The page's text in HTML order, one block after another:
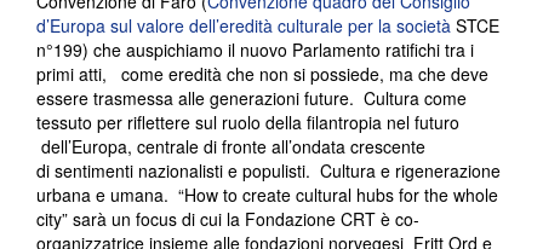
d’Europa sul valore dell’eredità culturale per la società STCE
n°199) che auspichiamo il nuovo Parlamento ratifichi tra i
primi atti, come eredità che non si possiede, ma che deve
essere trasmessa alle generazioni future. Cultura come
tessuto per riflettere sul ruolo della filantropia nel futuro
dell’Europa, centrale di fronte all’ondata crescente
di sentimenti nazionalisti e populisti. Cultura e rigenerazione
urbana e umana. “How to create cultural hubs for the whole
city” sarà un focus di cui la Fondazione CRT è co-
organizzatrice insieme alle fondazioni norvegesi Fritt Ord e